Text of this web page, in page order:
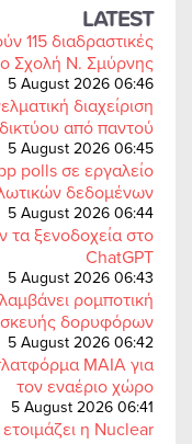
LATEST
115 διαδραστικές
Σχολή Ν. Σμύρνης
5 August 2026 06:46
διαχείριση
δικτύου από παντού
5 August 2026 06:45
polls σε εργαλείο
δεδομένων
5 August 2026 06:44
τα ξενοδοχεία στο
ChatGPT
5 August 2026 06:43
ρομποτική
δορυφόρων
5 August 2026 06:42
MAIA για
τον εναέριο χώρο
5 August 2026 06:41
η Nuclear